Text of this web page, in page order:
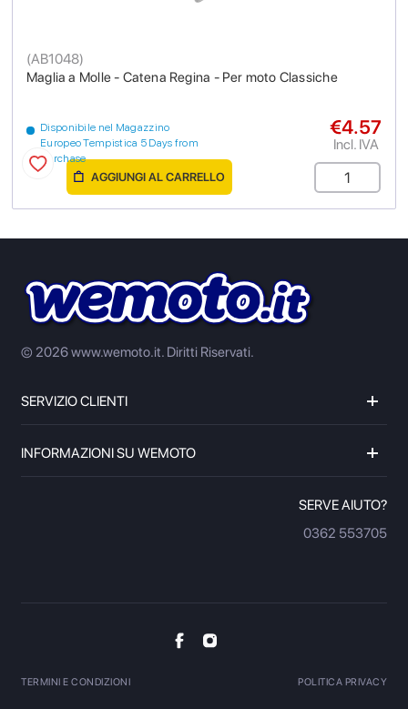
Maglia a Molle - Catena Regina - Per moto Classiche
(AB1048)
Disponibile nel Magazzino
Europeo Tempistica 5 Days from
purchase
€4.57
Incl. IVA
AGGIUNGI AL CARRELLO
© 2026 www.wemoto.it. Diritti Riservati.
SERVIZIO CLIENTI
INFORMAZIONI SU WEMOTO
SERVE AIUTO?
0362 553705
TERMINI E CONDIZIONI POLITICA PRIVACY